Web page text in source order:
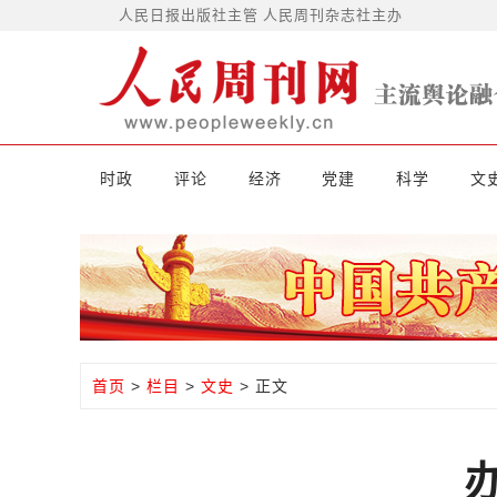
人民日报出版社主管 人民周刊杂志社主办
时政 评论 经济 党建 科学 文
首页 > 栏目 > 文史 > 正文